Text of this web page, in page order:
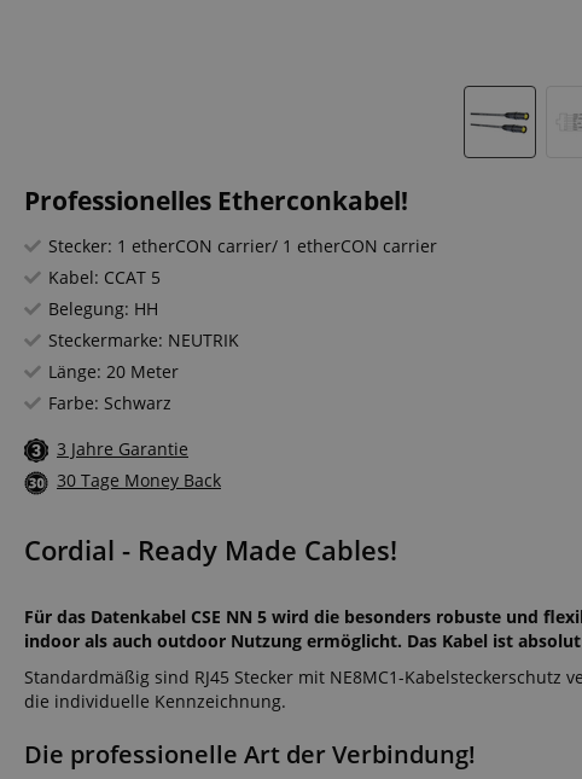
Professionelles Etherconkabel!
Stecker: 1 etherCON carrier/ 1 etherCON carrier
Kabel: CCAT 5
Belegung: HH
Steckermarke: NEUTRIK
Länge: 20 Meter
Farbe: Schwarz
3 Jahre Garantie
30 Tage Money Back
Cordial - Ready Made Cables!
Für das Datenkabel CSE NN 5 wird die besonders robuste und
indoor als auch outdoor Nutzung ermöglicht. Das Kabel ist
Standardmäßig sind RJ45 Stecker mit NE8MC1-
die individuelle Kennzeichnung.
Die professionelle Art der Verbindung!